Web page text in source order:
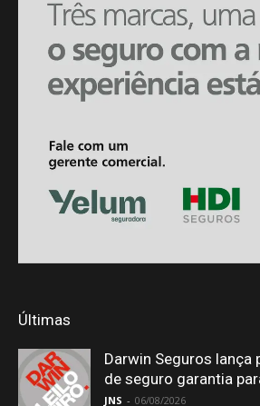
Últimas
Darwin Seguros
de seguro garantia
JNS - 06/08/2026